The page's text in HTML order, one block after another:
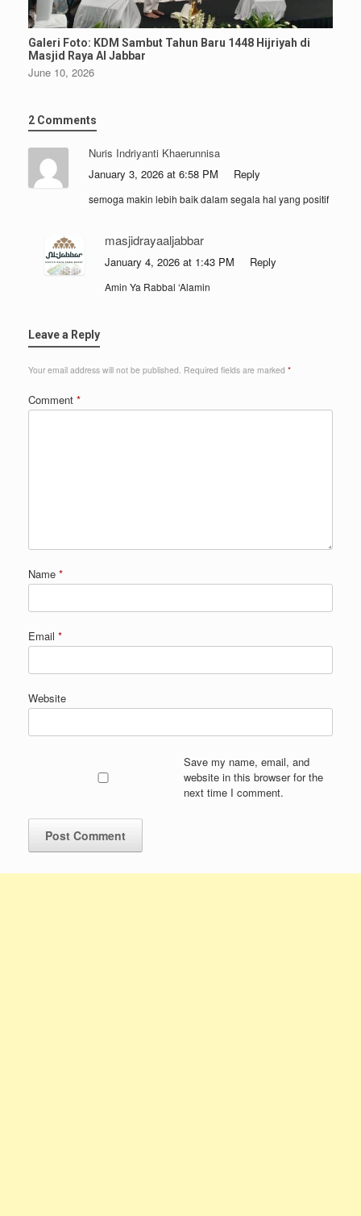
Galeri Foto: KDM Sambut Tahun Baru 1448 Hijriyah di
Masjid Raya Al Jabbar
June 10, 2026
2 Comments
Nuris Indriyanti Khaerunnisa
January 3, 2026 at 6:58 PM
Reply
semoga makin lebih baik dalam segala hal yang positif
masjidrayaaljabbar
January 4, 2026 at 1:43 PM Reply
Amin Ya Rabbal ‘Alamin
Leave a Reply
Your email address will not be published. Required fields are marked *
Comment *
Name *
Email *
Website
Save my name, email, and
website in this browser for the
next time I comment.